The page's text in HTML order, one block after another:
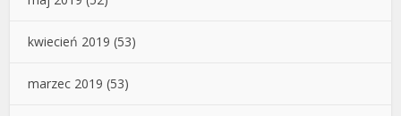
kwiecień 2019 (53)
marzec 2019 (53)